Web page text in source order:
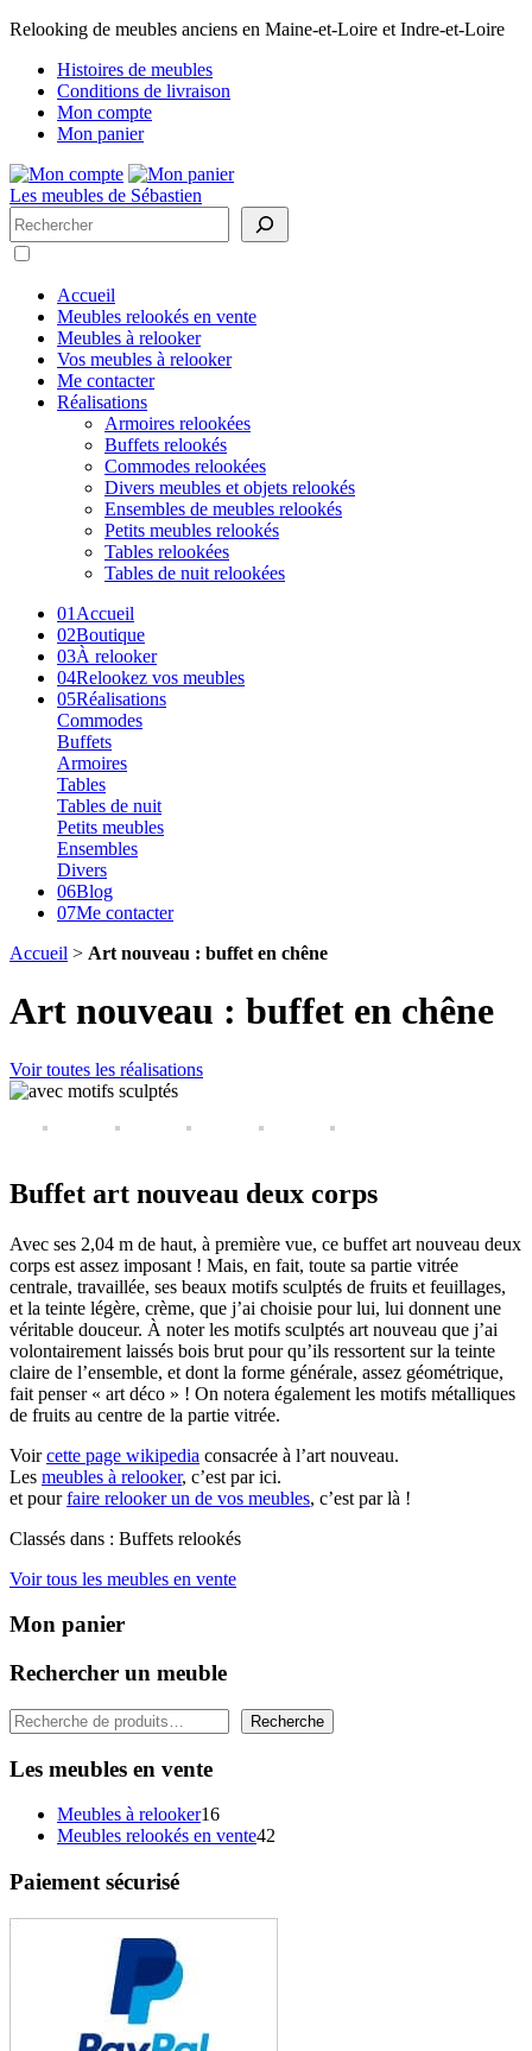
Relooking de meubles anciens en Maine-et-Loire et Indre-et-Loire
Histoires de meubles
Conditions de livraison
Mon compte
Mon panier
Les meubles de Sébastien
Rechercher
Accueil
Meubles relookés en vente
Meubles à relooker
Vos meubles à relooker
Me contacter
Réalisations
Armoires relookées
Buffets relookés
Commodes relookées
Divers meubles et objets relookés
Ensembles de meubles relookés
Petits meubles relookés
Tables relookées
Tables de nuit relookées
01 Accueil
02Boutique
03À relooker
04Relookez vos meubles
05Réalisations
Commodes
Buffets
Armoires
Tables
Tables de nuit
Petits meubles
Ensembles
Divers
06Blog
07Me contacter
Accueil > Art nouveau : buffet en chêne
Art nouveau : buffet en chêne
Voir toutes les réalisations
Buffet art nouveau deux corps
Avec ses 2,04 m de haut, à première vue, ce buffet art nouveau deux
corps est assez imposant ! Mais, en fait, toute sa partie vitrée
centrale, travaillée, ses beaux motifs sculptés de fruits et feuillages,
et la teinte légère, crème, que j’ai choisie pour lui, lui donnent une
véritable douceur. À noter les motifs sculptés art nouveau que j’ai
volontairement laissés bois brut pour qu’ils ressortent sur la teinte
claire de l’ensemble, et dont la forme générale, assez géométrique,
fait penser « art déco » ! On notera également les motifs métalliques
de fruits au centre de la partie vitrée.
Voircette page wikipedia consacrée à l’art nouveau.
Les meubles à relooker, c’est par ici.
et pourfaire relooker un de vos meubles, c’est par là !
Classés dans : Buffets relookés
Voir tous les meubles en vente
Mon panier
Rechercher un meuble
Rechercher Recherche
Les meubles en vente
Meubles à relooker1616
produits
Meubles relookés en vente42
Paiement sécurisé